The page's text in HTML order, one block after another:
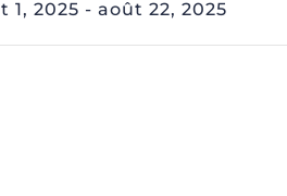
1, 2025 - août 22, 2025